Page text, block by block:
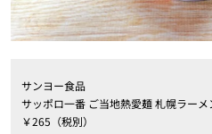
サンヨー食品
サッポロ一番 ご当地熱愛麺 札幌ラー
￥265（税別）